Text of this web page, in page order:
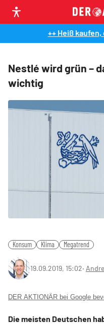
++ Heiß
Nestlé wird grün –
wichtig
Konsum Klima Megatrend
19.09.2019, 15:02‧
DER AKTIONÄR bei Google
Die meisten Deutschen